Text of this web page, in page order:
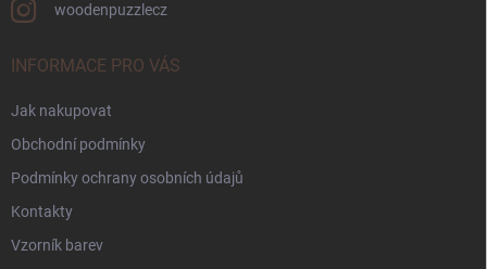
woodenpuzzlecz
INFORMACE PRO VÁS
Jak nakupovat
Obchodní podmínky
Podmínky ochrany osobních údajů
Kontakty
Vzorník barev